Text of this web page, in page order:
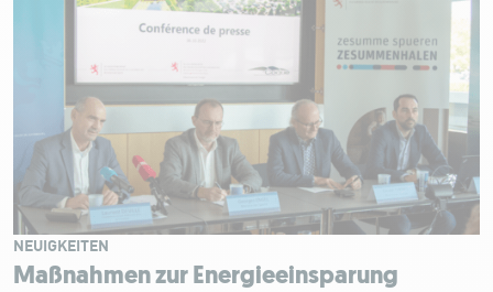
Maßnahmen zur Energieeinsparung
NEUIGKEITEN